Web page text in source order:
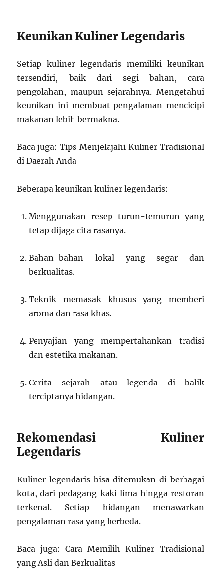
Keunikan Kuliner Legendaris
Setiap kuliner legendaris memiliki keunikan
tersendiri, baik dari segi bahan, cara
pengolahan, maupun sejarahnya. Mengetahui
keunikan ini membuat pengalaman mencicipi
makanan lebih bermakna.
Baca juga: Tips Menjelajahi Kuliner Tradisional
di Daerah Anda
Beberapa keunikan kuliner legendaris:
Menggunakan resep turun-temurun yang
tetap dijaga cita rasanya.
Bahan-bahan lokal yang segar dan
berkualitas.
Teknik memasak khusus yang memberi
aroma dan rasa khas.
Penyajian yang mempertahankan tradisi
dan estetika makanan.
Cerita sejarah atau legenda di balik
terciptanya hidangan.
Rekomendasi Kuliner
Legendaris
Kuliner legendaris bisa ditemukan di berbagai
kota, dari pedagang kaki lima hingga restoran
terkenal. Setiap hidangan menawarkan
pengalaman rasa yang berbeda.
Baca juga: Cara Memilih Kuliner Tradisional
yang Asli dan Berkualitas